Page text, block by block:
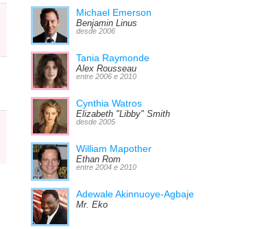
Michael Emerson
Benjamin Linus
desde 2006
Tania Raymonde
Alex Rousseau
entre 2006 e 2010
Cynthia Watros
Elizabeth "Libby" Smith
desde 2005
William Mapother
Ethan Rom
entre 2004 e 2010
Adewale Akinnuoye-Agbaje
Mr. Eko